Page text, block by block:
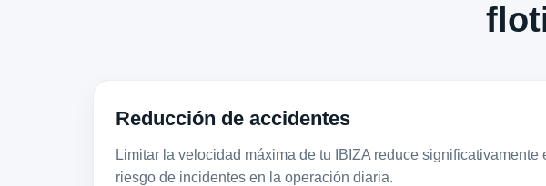
Reducción de accidentes
Limitar la velocidad máxima de tu IBIZA reduce significativamente
riesgo de incidentes en la operación diaria.